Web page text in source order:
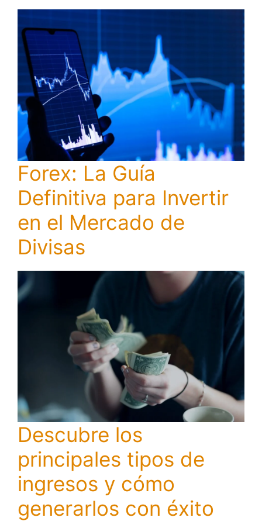
Forex: La Guía
Definitiva para Invertir
en el Mercado de
Divisas
Descubre los
principales tipos de
ingresos y cómo
generarlos con éxito